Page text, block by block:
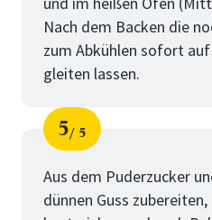
Nach dem Backen die
zum Abkühlen sofort
gleiten lassen.
Schritt
5
von
5
Aus dem Puderzucker
dünnen Guss